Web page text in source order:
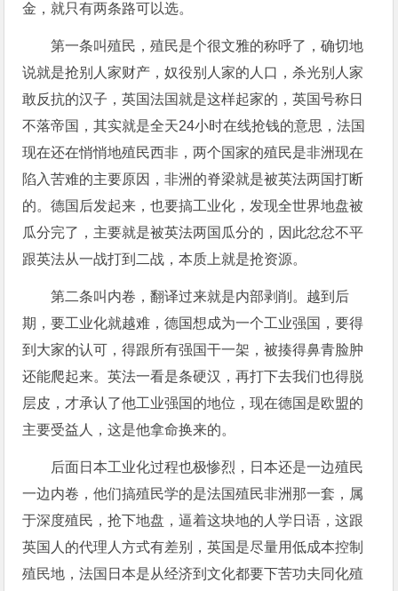
金，就只有两条路可以选。
第一条叫殖民，殖民是个很文雅的称呼了，确切地
说就是抢别人家财产，奴役别人家的人口，杀光别人家
敢反抗的汉子，英国法国就是这样起家的，英国号称日
不落帝国，其实就是全天24小时在线抢钱的意思，法国
现在还在悄悄地殖民西非，两个国家的殖民是非洲现在
陷入苦难的主要原因，非洲的脊梁就是被英法两国打断
的。德国后发起来，也要搞工业化，发现全世界地盘被
瓜分完了，主要就是被英法两国瓜分的，因此忿忿不平
跟英法从一战打到二战，本质上就是抢资源。
第二条叫内卷，翻译过来就是内部剥削。越到后
期，要工业化就越难，德国想成为一个工业强国，要得
到大家的认可，得跟所有强国干一架，被揍得鼻青脸肿
还能爬起来。英法一看是条硬汉，再打下去我们也得脱
层皮，才承认了他工业强国的地位，现在德国是欧盟的
主要受益人，这是他拿命换来的。
后面日本工业化过程也极惨烈，日本还是一边殖民
一边内卷，他们搞殖民学的是法国殖民非洲那一套，属
于深度殖民，抢下地盘，逼着这块地的人学日语，这跟
英国人的代理人方式有差别，英国是尽量用低成本控制
殖民地，法国日本是从经济到文化都要下苦功夫同化殖